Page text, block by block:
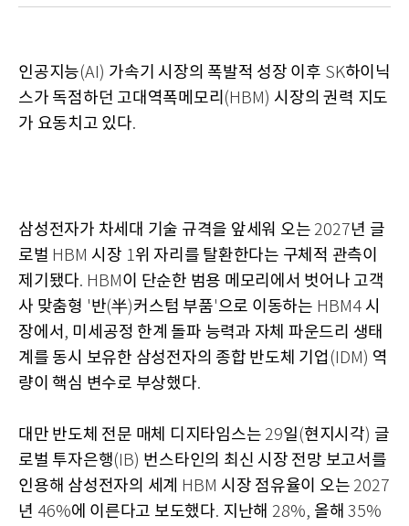
인공지능(AI) 가속기 시장의 폭발적 성장 이후 SK하이닉
스가 독점하던 고대역폭메모리 (HBM)시장의 권력 지도
가 요동치고 있다.
삼성전자가 차세대 기술 규격을 앞세워 오는 2027년 글
로벌 HBM시장 1위 자리를 탈환한다는 구체적 관측이
제기됐다. HBM 이 단순한 범용 메모리에서 벗어나 고객
사 맞춤형 '반(半)커스텀 부품'으로 이동하는 HBM4 시
장에서 , 미세공정 한계 돌파 능력과 자체 파운드리 생태
계를 동시 보유한 삼성전자의 종합 반도체 기업 (IDM) 역
량이 핵심 변수로 부상했다.
대만 반도체 전문 매체 디지타임스는 29일 (현지시각) 글
로벌 투자은행(IB) 번스타인의 최신 시장 전망 보고서를
인용해 삼성전자의 세계
HBM 시장 점유율이 오는 2027
년 46%에 이른다고 보도했다. 지난해 28%, 올해 35%